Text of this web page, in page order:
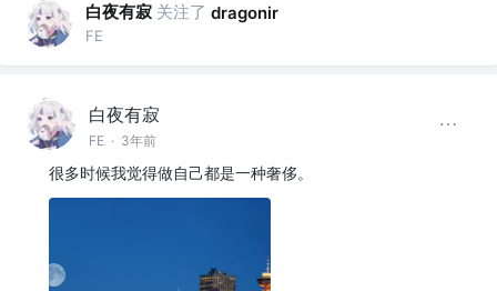
白夜有寂 关注了 dragonir
FE
白夜有寂
FE · 3年前
很多时候我觉得做自己都是一种奢侈。